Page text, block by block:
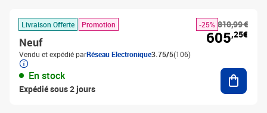
Livraison Offerte Promotion
Neuf
Vendu et expédié parRéseau Electronique3.75/5(106)
En stock
Expédié sous 2 jours
810,99 €
-25%
605,25€